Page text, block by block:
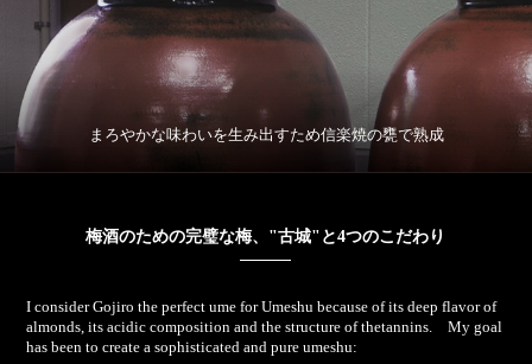
まろやかな味わいを生み出すため信楽焼の甕で熟成
梅酒のための完璧な梅、"古城"と4つのこだわり
I consider Gojiro the perfect ume for Umeshu because of its deep flavor of
almonds, its acidic composition and the structure of thetannins. My goal
has been to create a sophisticated and pure umeshu: